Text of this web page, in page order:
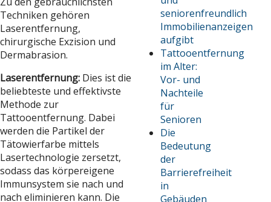
seniorenfreundlich
Immobilienanzeigen
aufgibt
Tattooentfernung
im Alter:
Vor- und
Nachteile
für
Senioren
Die
Bedeutung
der
Barrierefreiheit
in
Gebäuden
Techniken gehören
Laserentfernung,
chirurgische Exzision und
Dermabrasion.
Laserentfernung: Dies ist die
beliebteste und effektivste
Methode zur
Tattooentfernung. Dabei
werden die Partikel der
Tätowierfarbe mittels
Lasertechnologie zersetzt,
sodass das körpereigene
Immunsystem sie nach und
nach eliminieren kann. Die